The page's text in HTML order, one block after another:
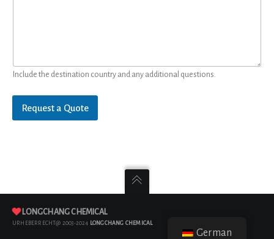
Include the destination country and any additional questions.
Request a Quote
LONGCHANG CHEMICAL
URHEBERRECHT@ 2003-2024 LONGCHANG CHEMICAL
German